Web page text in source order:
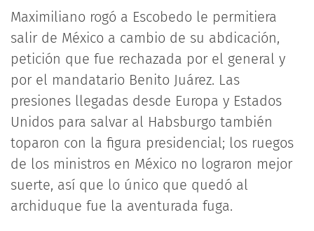
Maximiliano rogó a Escobedo le permitiera
salir de México a cambio de su abdicación,
petición que fue rechazada por el general y
por el mandatario Benito Juárez. Las
presiones llegadas desde Europa y Estados
Unidos para salvar al Habsburgo también
toparon con la figura presidencial; los ruegos
de los ministros en México no lograron mejor
suerte, así que lo único que quedó al
archiduque fue la aventurada fuga.